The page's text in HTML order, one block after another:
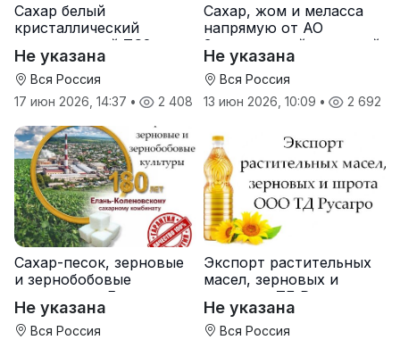
Сахар белый
кристаллический
свекловичный ТС2 от
производителя
Не указана
Вся Россия
17 июн 2026, 14:37 • 2 408
Сахар, жом и меласса
напрямую от АО
Земетчинский сахарный
завод
Не указана
Вся Россия
13 июн 2026, 10:09 • 2 692
Сахар-песок, зерновые
и зернобобовые
культуры от Елань-
Коленовский СЗ
Не указана
Вся Россия
Экспорт растительных
масел, зерновых и
шрота от ТД Русагро
Не указана
Вся Россия